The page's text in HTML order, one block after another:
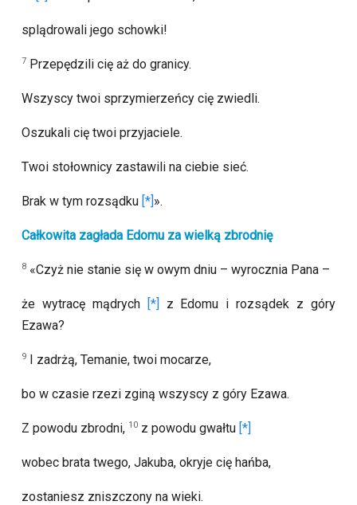
splądrowali jego schowki!
7Przepędzili cię aż do granicy.
Wszyscy twoi sprzymierzeńcy cię zwiedli.
Oszukali cię twoi przyjaciele.
Twoi stołownicy zastawili na ciebie sieć.
Brak w tym rozsądku ».
Całkowita zagłada Edomu za wielką zbrodnię
8«Czyż nie stanie się w owym dniu – wyrocznia Pana –
że wytracę mądrych
z Edomu i rozsądek z góry
Ezawa?
9I zadrżą, Temanie, twoi mocarze,
bo w czasie rzezi zginą wszyscy z góry Ezawa.
Z powodu zbrodni, 10z powodu gwałtu
wobec brata twego, Jakuba, okryje cię hańba,
zostaniesz zniszczony na wieki.